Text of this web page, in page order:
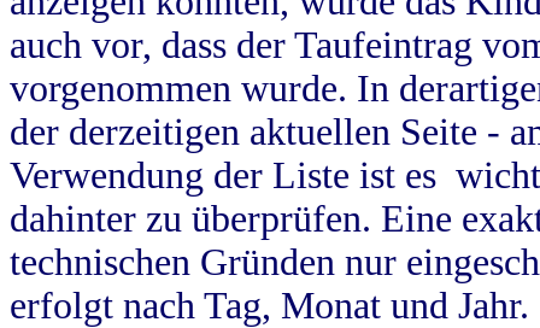
auch vor, dass der Taufeintrag
vorgenommen wurde. In
der derzeitigen aktuellen Seite -
Verwendung der Liste ist es
dahinter zu überprüfen. Eine
technischen Gründen nur
erfolgt nach Tag, Monat und Jahr.